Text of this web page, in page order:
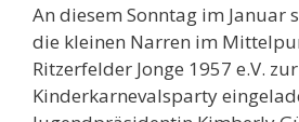
An diesem Sonntag im Januar
die kleinen Narren im
Ritzerfelder Jonge 1957 e.V.
Kinderkarnevalsparty